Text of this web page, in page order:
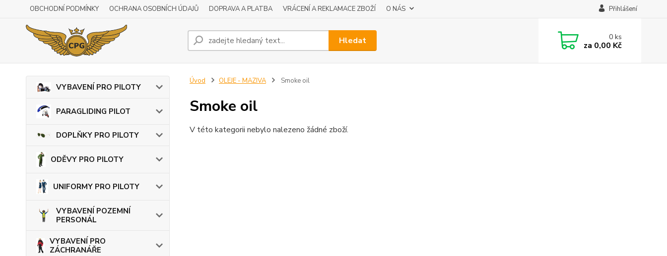
OBCHODNÍ PODMÍNKY OCHRANA OSOBNÍCH ÚDAJŮ DOPRAVA A PLATBA VRÁCENÍ A REKLAMACE ZBOŽÍ O NÁS Přihlášení
Hledat 0ks
za 0,00 Kč
VYBAVENÍ PRO PILOTY
PARAGLIDING PILOT
DOPLŇKY PRO PILOTY
ODĚVY PRO PILOTY
UNIFORMY PRO PILOTY
VYBAVENÍ POZEMNÍ
PERSONÁL
VYBAVENÍ PRO
ZÁCHRANÁŘE
Úvod OLEJE - MAZIVA Smoke oil
Smoke oil
V této kategorii nebylo nalezeno žádné zboží.